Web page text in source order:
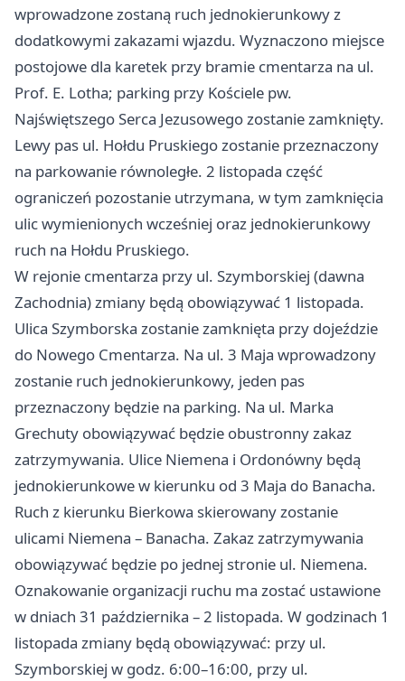
wprowadzone zostaną ruch jednokierunkowy z
dodatkowymi zakazami wjazdu. Wyznaczono miejsce
postojowe dla karetek przy bramie cmentarza na ul.
Prof. E. Lotha; parking przy Kościele pw.
Najświętszego Serca Jezusowego zostanie zamknięty.
Lewy pas ul. Hołdu Pruskiego zostanie przeznaczony
na parkowanie równoległe. 2 listopada część
ograniczeń pozostanie utrzymana, w tym zamknięcia
ulic wymienionych wcześniej oraz jednokierunkowy
ruch na Hołdu Pruskiego.
W rejonie cmentarza przy ul. Szymborskiej (dawna
Zachodnia) zmiany będą obowiązywać 1 listopada.
Ulica Szymborska zostanie zamknięta przy dojeździe
do Nowego Cmentarza. Na ul. 3 Maja wprowadzony
zostanie ruch jednokierunkowy, jeden pas
przeznaczony będzie na parking. Na ul. Marka
Grechuty obowiązywać będzie obustronny zakaz
zatrzymywania. Ulice Niemena i Ordonówny będą
jednokierunkowe w kierunku od 3 Maja do Banacha.
Ruch z kierunku Bierkowa skierowany zostanie
ulicami Niemena – Banacha. Zakaz zatrzymywania
obowiązywać będzie po jednej stronie ul. Niemena.
Oznakowanie organizacji ruchu ma zostać ustawione
w dniach 31 października – 2 listopada. W godzinach 1
listopada zmiany będą obowiązywać: przy ul.
Szymborskiej w godz. 6:00–16:00, przy ul.